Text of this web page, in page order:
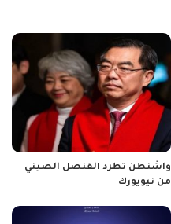
واشنطن تطرد القنصل الصيني
من نيويورك